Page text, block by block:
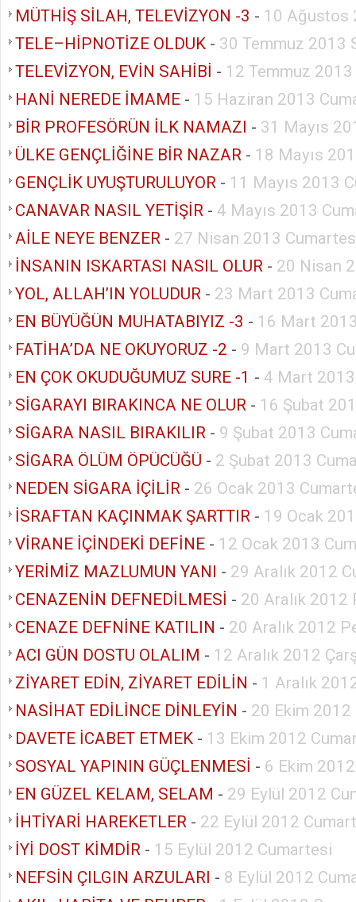
MÜTHİŞ SİLAH, TELEVİZYON -3 - 10 Ağustos
TELE–HİPNOTİZE OLDUK - 30 Temmuz 2013
TELEVİZYON, EVİN SAHİBİ - 12 Temmuz 2013
HANİ NEREDE İMAME - 15 Haziran 2013
BİR PROFESÖRÜN İLK NAMAZI - 31 Mayıs
ÜLKE GENÇLİĞİNE BİR NAZAR - 18 Mayıs
GENÇLİK UYUŞTURULUYOR - 11 Mayıs 2013
CANAVAR NASIL YETİŞİR - 4 Mayıs 2013
AİLE NEYE BENZER - 27 Nisan 2013
İNSANIN ISKARTASI NASIL OLUR - 20 Nisan
YOL, ALLAH’IN YOLUDUR - 23 Mart 2013
EN BÜYÜĞÜN MUHATABIYIZ -3 - 16 Mart
FATİHA’DA NE OKUYORUZ -2 - 9 Mart 2013
EN ÇOK OKUDUĞUMUZ SURE -1 - 4 Mart
SİGARAYI BIRAKINCA NE OLUR - 16 Şubat
SİGARA NASIL BIRAKILIR - 9 Şubat 2013
SİGARA ÖLÜM ÖPÜCÜĞÜ - 2 Şubat 2013
NEDEN SİGARA İÇİLİR - 26 Ocak 2013
İSRAFTAN KAÇINMAK ŞARTTIR - 19 Ocak
VİRANE İÇİNDEKİ DEFİNE - 12 Ocak 2013
YERİMİZ MAZLUMUN YANI - 29 Aralık 2012
CENAZENİN DEFNEDİLMESİ - 20 Aralık 2012
CENAZE DEFNİNE KATILIN - 20 Aralık 2012
ACI GÜN DOSTU OLALIM - 12 Aralık 2012
ZİYARET EDİN, ZİYARET EDİLİN - 1 Aralık
NASİHAT EDİLİNCE DİNLEYİN - 20 Ekim
DAVETE İCABET ETMEK - 13 Ekim 2012
SOSYAL YAPININ GÜÇLENMESİ - 6 Ekim
EN GÜZEL KELAM, SELAM - 29 Eylül 2012
İHTİYARİ HAREKETLER - 22 Eylül 2012
İYİ DOST KİMDİR - 15 Eylül 2012 Cumartesi
NEFSİN ÇILGIN ARZULARI - 8 Eylül 2012